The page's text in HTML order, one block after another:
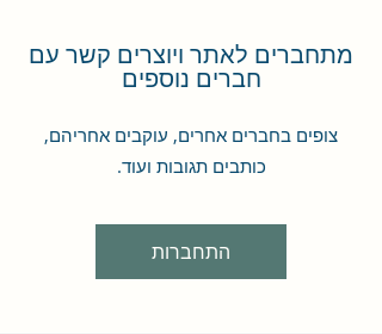
מתחברים לאתר ויוצרים קשר עם
חברים נוספים
צופים בחברים אחרים, עוקבים אחריהם,
כותבים תגובות ועוד.
התחברות